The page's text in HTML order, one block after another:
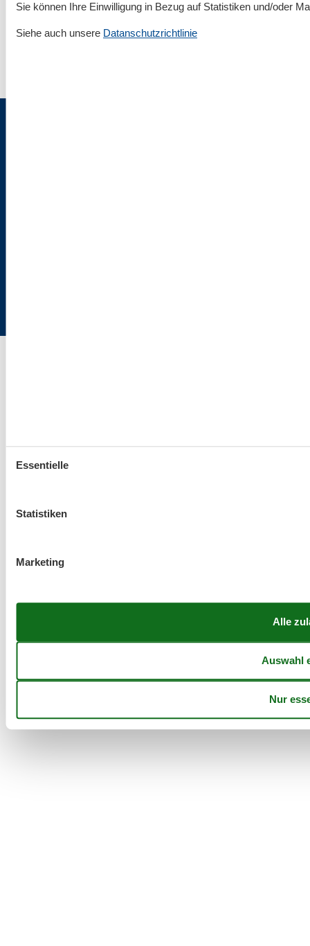
Schlei ▾
Maasholm
Sie können Ihre Einwilligung in Bezug auf Statistiken und/oder
Siehe auch unsere Datanschutzrichtlinie
Essentielle
Statistiken
Marketing